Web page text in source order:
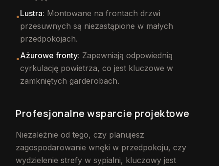
•Lustra: Montowane na frontach drzwi
przesuwnych są niezastąpione w małych
przedpokojach.
•Ażurowe fronty: Zapewniają odpowiednią
cyrkulację powietrza, co jest kluczowe w
zamkniętych garderobach.
Profesjonalne wsparcie projektowe
Niezależnie od tego, czy planujesz
zagospodarowanie wnęki w przedpokoju, czy
wydzielenie strefy w sypialni, kluczowy jest